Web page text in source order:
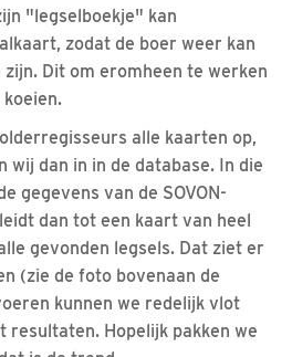
"legselboekje" kan
zodat de boer weer kan
Dit om eromheen te werken
alle kaarten op,
wij dan in in de database. In die
gegevens van de SOVON-
dan tot een kaart van heel
gevonden legsels. Dat ziet er
(zie de foto bovenaan de
kunnen we redelijk vlot
resultaten. Hopelijk pakken we